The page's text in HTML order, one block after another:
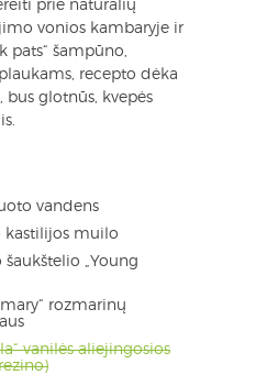
prie natūralių
vonios kambaryje ir
pats“ šampūno,
recepto dėka
bus glotnūs, kvepės
vandens
kastilijos muilo
šaukštelio „Young
rozmarinų
vanilės aliejingosios